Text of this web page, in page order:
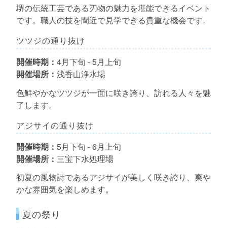
堺の伝統工芸である刃物の魅力を堪能できるイベント
です。職人の技を間近で見学できる貴重な機会です。
ツツジの通り抜け
開催時期： 4月下旬 - 5月上旬
開催場所： 浅香山浄水場
色鮮やかなツツジが一面に咲き誇り、訪れる人々を魅
了します。
アジサイの通り抜け
開催時期： 5月下旬 - 6月上旬
開催場所： 三宝下水処理場
初夏の風物詩であるアジサイが美しく咲き誇り、爽や
かな雰囲気を楽しめます。
夏の祭り